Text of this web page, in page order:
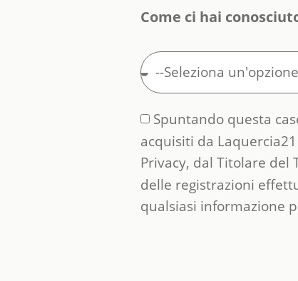
Come ci hai
Spuntando questa
acquisiti da
Privacy, dal Titolare
delle registrazioni
qualsiasi informazione